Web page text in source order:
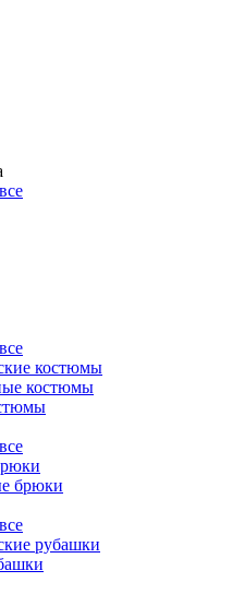
костюмы
костюмы
брюки
рубашки